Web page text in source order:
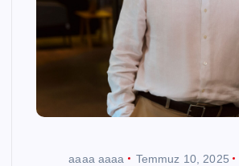
aaaa aaaa
Temmuz 10, 2025